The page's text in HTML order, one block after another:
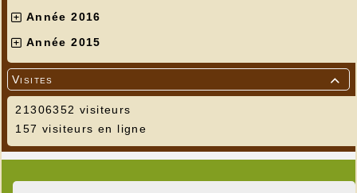
Année 2016
Année 2015

Visites
21306352 visiteurs
157 visiteurs en ligne